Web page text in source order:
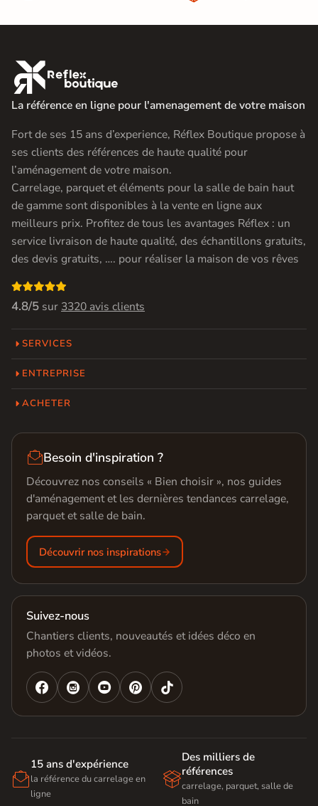

La référence en ligne pour l'amenagement de votre maison
Fort de ses 15 ans d’experience, Réflex Boutique propose à
ses clients des références de haute qualité pour
l’aménagement de votre maison.
Carrelage, parquet et éléments pour la salle de bain haut
de gamme sont disponibles à la vente en ligne aux
meilleurs prix. Profitez de tous les avantages Réflex : un
service livraison de haute qualité, des échantillons gratuits,
des devis gratuits, …. pour réaliser la maison de vos rêves

4.8/5 sur 3320 avis clients
SERVICES
ENTREPRISE
ACHETER
Besoin d'inspiration ?
Découvrez nos conseils « Bien choisir », nos guides
d'aménagement et les dernières tendances carrelage,
parquet et salle de bain.
Découvrir nos inspirations
Suivez-nous
Chantiers clients, nouveautés et idées déco en
photos et vidéos.
   

15 ans d'expérience
la référence du carrelage en
ligne

Des milliers de
références
carrelage, parquet, salle de
bain